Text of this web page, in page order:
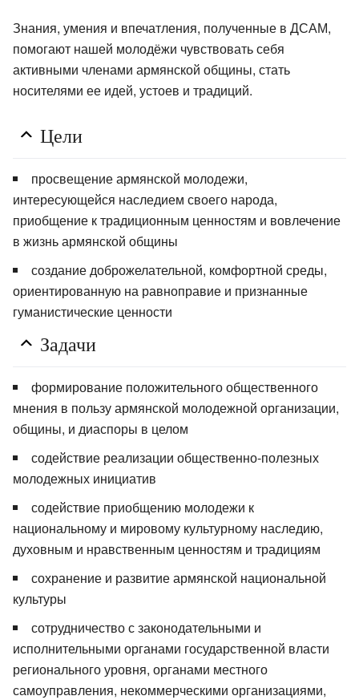
Знания, умения и впечатления, полученные в ДСАМ,
помогают нашей молодёжи чувствовать себя
активными членами армянской общины, стать
носителями ее идей, устоев и традиций.
Цели
просвещение армянской молодежи,
интересующейся наследием своего народа,
приобщение к традиционным ценностям и вовлечение
в жизнь армянской общины
создание доброжелательной, комфортной среды,
ориентированную на равноправие и признанные
гуманистические ценности
Задачи
формирование положительного общественного
мнения в пользу армянской молодежной организации,
общины, и диаспоры в целом
содействие реализации общественно-полезных
молодежных инициатив
содействие приобщению молодежи к
национальному и мировому культурному наследию,
духовным и нравственным ценностям и традициям
сохранение и развитие армянской национальной
культуры
сотрудничество с законодательными и
исполнительными органами государственной власти
регионального уровня, органами местного
самоуправления, некоммерческими организациями,